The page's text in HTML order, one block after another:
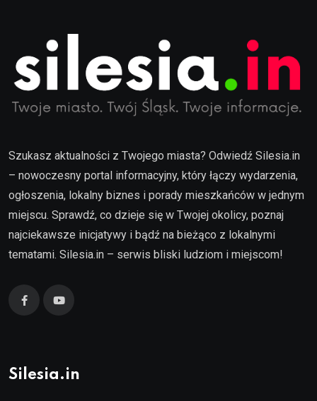
Szukasz aktualności z Twojego miasta? Odwiedź Silesia.in
– nowoczesny portal informacyjny, który łączy wydarzenia,
ogłoszenia, lokalny biznes i porady mieszkańców w jednym
miejscu. Sprawdź, co dzieje się w Twojej okolicy, poznaj
najciekawsze inicjatywy i bądź na bieżąco z lokalnymi
tematami. Silesia.in – serwis bliski ludziom i miejscom!
Silesia.in